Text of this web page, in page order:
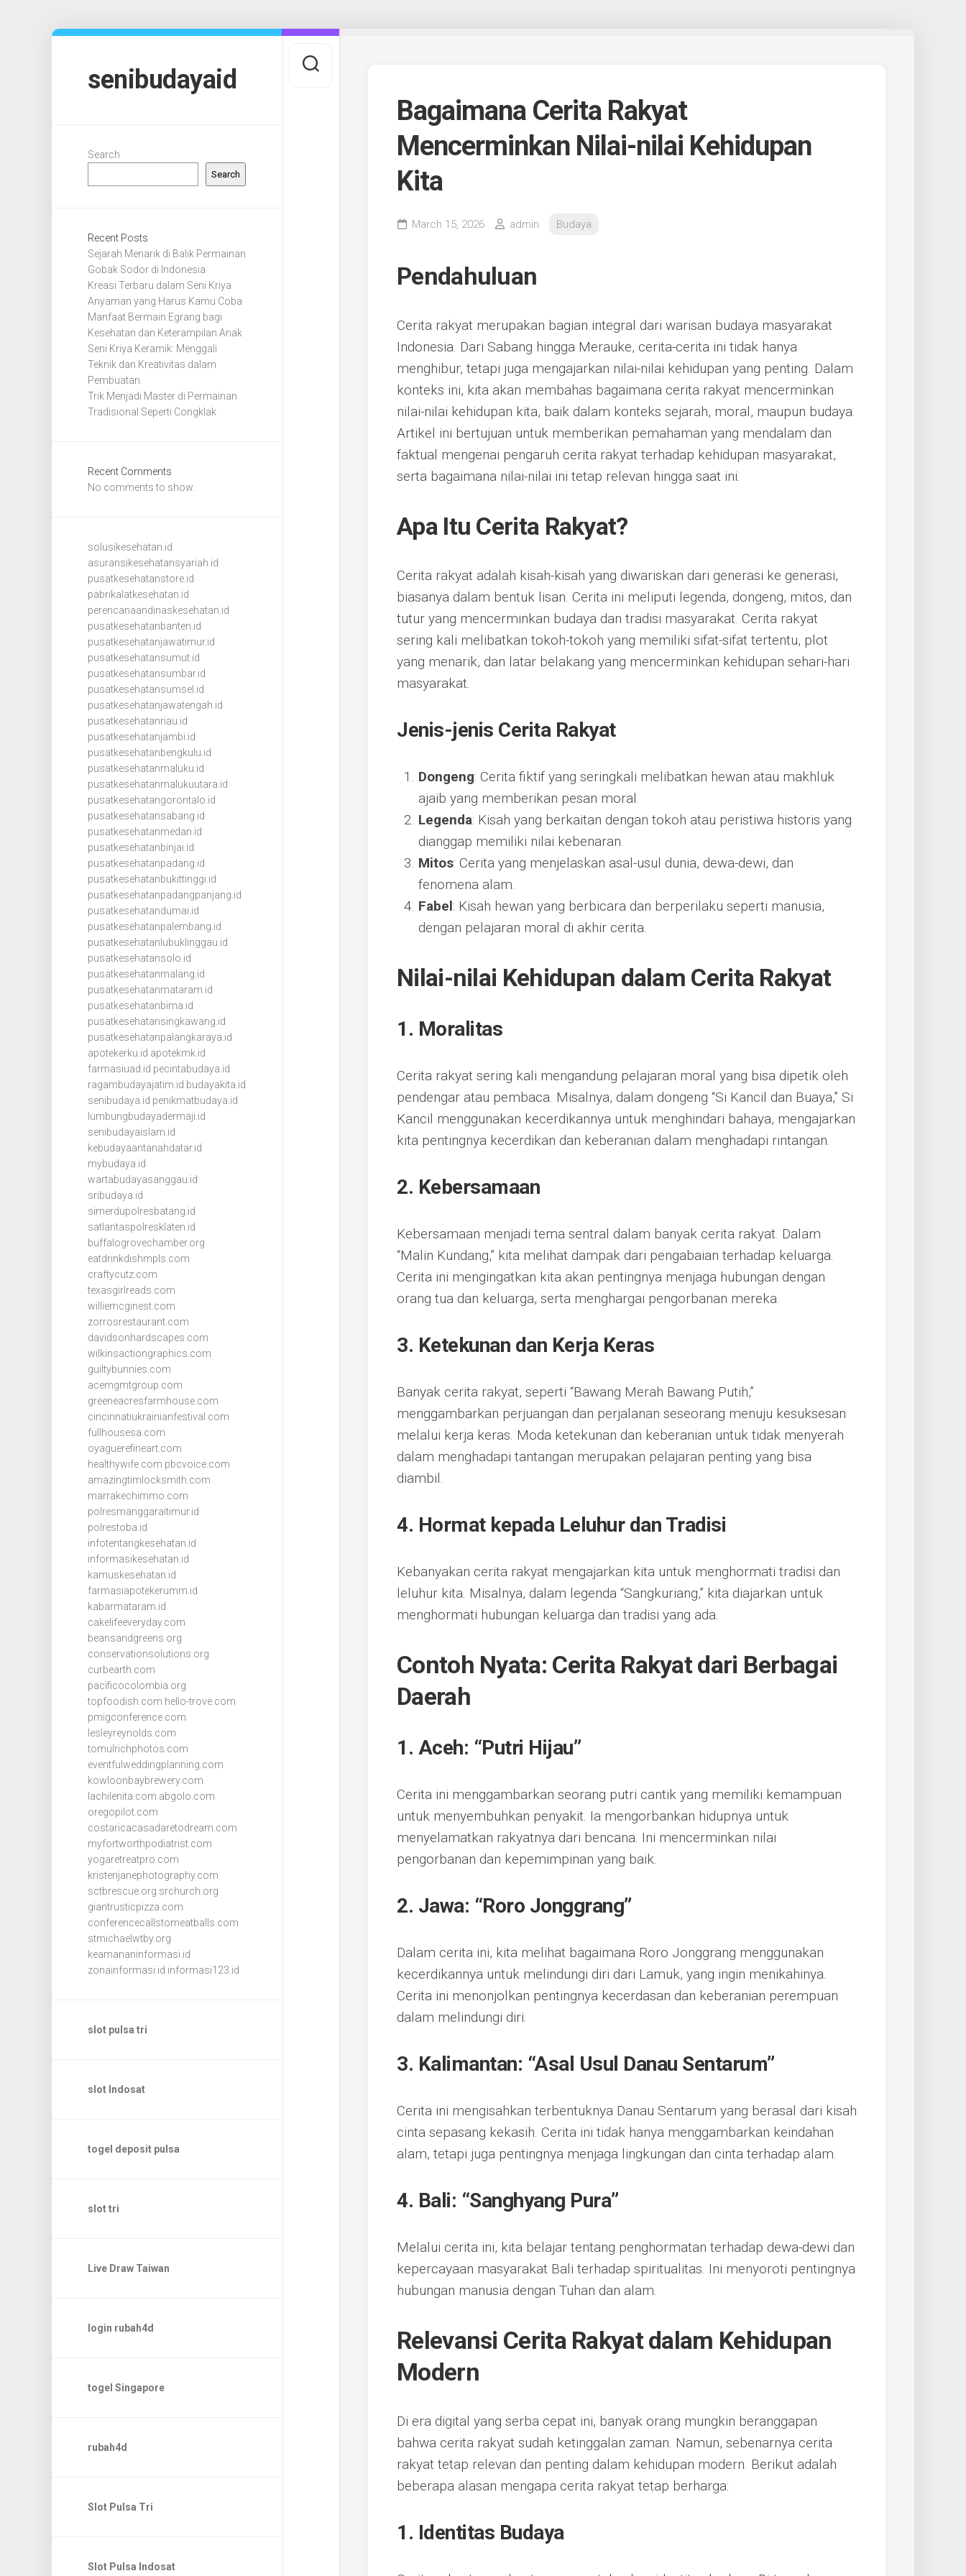
senibudayaid
Search
Search
Recent Posts
Sejarah Menarik di Balik Permainan
Gobak Sodor di Indonesia
Kreasi Terbaru dalam Seni Kriya
Anyaman yang Harus Kamu Coba
Manfaat Bermain Egrang bagi
Kesehatan dan Keterampilan Anak
Seni Kriya Keramik: Menggali
Teknik dan Kreativitas dalam
Pembuatan.
Trik Menjadi Master di Permainan
Tradisional Seperti Congklak
Recent Comments
No comments to show.
solusikesehatan.id
asuransikesehatansyariah.id
pusatkesehatanstore.id
pabrikalatkesehatan.id
perencanaandinaskesehatan.id
pusatkesehatanbanten.id
pusatkesehatanjawatimur.id
pusatkesehatansumut.id
pusatkesehatansumbar.id
pusatkesehatansumsel.id
pusatkesehatanjawatengah.id
pusatkesehatanriau.id
pusatkesehatanjambi.id
pusatkesehatanbengkulu.id
pusatkesehatanmaluku.id
pusatkesehatanmalukuutara.id
pusatkesehatangorontalo.id
pusatkesehatansabang.id
pusatkesehatanmedan.id
pusatkesehatanbinjai.id
pusatkesehatanpadang.id
pusatkesehatanbukittinggi.id
pusatkesehatanpadangpanjang.id
pusatkesehatandumai.id
pusatkesehatanpalembang.id
pusatkesehatanlubuklinggau.id
pusatkesehatansolo.id
pusatkesehatanmalang.id
pusatkesehatanmataram.id
pusatkesehatanbima.id
pusatkesehatansingkawang.id
pusatkesehatanpalangkaraya.id
apotekerku.id apotekmk.id
farmasiuad.id pecintabudaya.id
ragambudayajatim.id budayakita.id
senibudaya.id penikmatbudaya.id
lumbungbudayadermaji.id
senibudayaislam.id
kebudayaantanahdatar.id
mybudaya.id
wartabudayasanggau.id
sribudaya.id
simerdupolresbatang.id
satlantaspolresklaten.id
buffalogrovechamber.org
eatdrinkdishmpls.com
craftycutz.com
texasgirlreads.com
williemcginest.com
zorrosrestaurant.com
davidsonhardscapes.com
wilkinsactiongraphics.com
guiltybunnies.com
acemgmtgroup.com
greeneacresfarmhouse.com
cincinnatiukrainianfestival.com
fullhousesa.com
oyaguerefineart.com
healthywife.com pbcvoice.com
amazingtimlocksmith.com
marrakechimmo.com
polresmanggaraitimur.id
polrestoba.id
infotentangkesehatan.id
informasikesehatan.id
kamuskesehatan.id
farmasiapotekerumm.id
kabarmataram.id
cakelifeeveryday.com
beansandgreens.org
conservationsolutions.org
curbearth.com
pacificocolombia.org
topfoodish.com hello-trove.com
pmigconference.com
lesleyreynolds.com
tomulrichphotos.com
eventfulweddingplanning.com
kowloonbaybrewery.com
lachilenita.com abgolo.com
oregopilot.com
costaricacasadaretodream.com
myfortworthpodiatrist.com
yogaretreatpro.com
kristenjanephotography.com
sctbrescue.org srchurch.org
giantrusticpizza.com
conferencecallstomeatballs.com
stmichaelwtby.org
keamananinformasi.id
zonainformasi.id informasi123.id
slot pulsa tri
slot Indosat
togel deposit pulsa
slot tri
Live Draw Taiwan
login rubah4d
togel Singapore
rubah4d
Slot Pulsa Tri
Slot Pulsa Indosat
Bagaimana Cerita Rakyat
Mencerminkan Nilai-nilai Kehidupan
Kita
March 15, 2026 admin Budaya
Pendahuluan
Cerita rakyat merupakan bagian integral dari warisan budaya masyarakat
Indonesia. Dari Sabang hingga Merauke, cerita-cerita ini tidak hanya
menghibur, tetapi juga mengajarkan nilai-nilai kehidupan yang penting. Dalam
konteks ini, kita akan membahas bagaimana cerita rakyat mencerminkan
nilai-nilai kehidupan kita, baik dalam konteks sejarah, moral, maupun budaya.
Artikel ini bertujuan untuk memberikan pemahaman yang mendalam dan
faktual mengenai pengaruh cerita rakyat terhadap kehidupan masyarakat,
serta bagaimana nilai-nilai ini tetap relevan hingga saat ini.
Apa Itu Cerita Rakyat?
Cerita rakyat adalah kisah-kisah yang diwariskan dari generasi ke generasi,
biasanya dalam bentuk lisan. Cerita ini meliputi legenda, dongeng, mitos, dan
tutur yang mencerminkan budaya dan tradisi masyarakat. Cerita rakyat
sering kali melibatkan tokoh-tokoh yang memiliki sifat-sifat tertentu, plot
yang menarik, dan latar belakang yang mencerminkan kehidupan sehari-hari
masyarakat.
Jenis-jenis Cerita Rakyat
Dongeng: Cerita fiktif yang seringkali melibatkan hewan atau makhluk
ajaib yang memberikan pesan moral.
Legenda: Kisah yang berkaitan dengan tokoh atau peristiwa historis yang
dianggap memiliki nilai kebenaran.
Mitos: Cerita yang menjelaskan asal-usul dunia, dewa-dewi, dan
fenomena alam.
Fabel: Kisah hewan yang berbicara dan berperilaku seperti manusia,
dengan pelajaran moral di akhir cerita.
Nilai-nilai Kehidupan dalam Cerita Rakyat
1. Moralitas
Cerita rakyat sering kali mengandung pelajaran moral yang bisa dipetik oleh
pendengar atau pembaca. Misalnya, dalam dongeng “Si Kancil dan Buaya,” Si
Kancil menggunakan kecerdikannya untuk menghindari bahaya, mengajarkan
kita pentingnya kecerdikan dan keberanian dalam menghadapi rintangan.
2. Kebersamaan
Kebersamaan menjadi tema sentral dalam banyak cerita rakyat. Dalam
“Malin Kundang,” kita melihat dampak dari pengabaian terhadap keluarga.
Cerita ini mengingatkan kita akan pentingnya menjaga hubungan dengan
orang tua dan keluarga, serta menghargai pengorbanan mereka.
3. Ketekunan dan Kerja Keras
Banyak cerita rakyat, seperti “Bawang Merah Bawang Putih,”
menggambarkan perjuangan dan perjalanan seseorang menuju kesuksesan
melalui kerja keras. Moda ketekunan dan keberanian untuk tidak menyerah
dalam menghadapi tantangan merupakan pelajaran penting yang bisa
diambil.
4. Hormat kepada Leluhur dan Tradisi
Kebanyakan cerita rakyat mengajarkan kita untuk menghormati tradisi dan
leluhur kita. Misalnya, dalam legenda “Sangkuriang,” kita diajarkan untuk
menghormati hubungan keluarga dan tradisi yang ada.
Contoh Nyata: Cerita Rakyat dari Berbagai
Daerah
1. Aceh: “Putri Hijau”
Cerita ini menggambarkan seorang putri cantik yang memiliki kemampuan
untuk menyembuhkan penyakit. Ia mengorbankan hidupnya untuk
menyelamatkan rakyatnya dari bencana. Ini mencerminkan nilai
pengorbanan dan kepemimpinan yang baik.
2. Jawa: “Roro Jonggrang”
Dalam cerita ini, kita melihat bagaimana Roro Jonggrang menggunakan
kecerdikannya untuk melindungi diri dari Lamuk, yang ingin menikahinya.
Cerita ini menonjolkan pentingnya kecerdasan dan keberanian perempuan
dalam melindungi diri.
3. Kalimantan: “Asal Usul Danau Sentarum”
Cerita ini mengisahkan terbentuknya Danau Sentarum yang berasal dari kisah
cinta sepasang kekasih. Cerita ini tidak hanya menggambarkan keindahan
alam, tetapi juga pentingnya menjaga lingkungan dan cinta terhadap alam.
4. Bali: “Sanghyang Pura”
Melalui cerita ini, kita belajar tentang penghormatan terhadap dewa-dewi dan
kepercayaan masyarakat Bali terhadap spiritualitas. Ini menyoroti pentingnya
hubungan manusia dengan Tuhan dan alam.
Relevansi Cerita Rakyat dalam Kehidupan
Modern
Di era digital yang serba cepat ini, banyak orang mungkin beranggapan
bahwa cerita rakyat sudah ketinggalan zaman. Namun, sebenarnya cerita
rakyat tetap relevan dan penting dalam kehidupan modern. Berikut adalah
beberapa alasan mengapa cerita rakyat tetap berharga:
1. Identitas Budaya